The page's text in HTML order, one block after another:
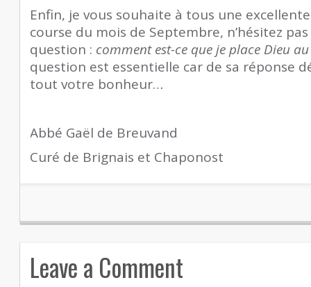
Enfin, je vous souhaite à tous une
course du mois de Septembre, n’hésitez
question : comment est-ce que je place Dieu
question est essentielle car de sa réponse
tout votre bonheur…
Abbé Gaël de Breuvand
Curé de Brignais et Chaponost
Leave a Comment